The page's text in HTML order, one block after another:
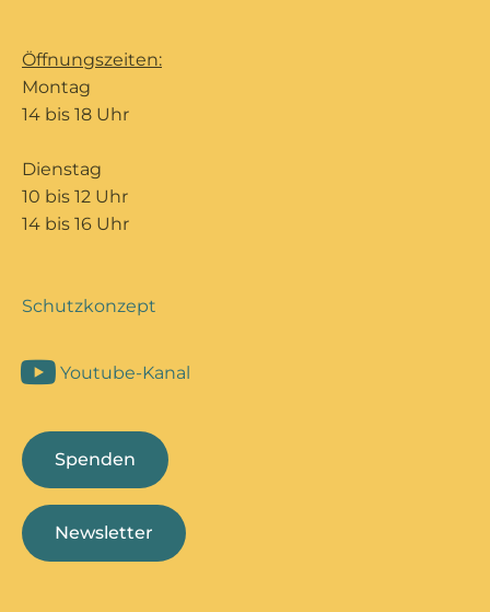
Öffnungszeiten:
Montag
14 bis 18 Uhr
Dienstag
10 bis 12 Uhr
14 bis 16 Uhr
Schutzkonzept
Youtube-Kanal
Spenden
Newsletter